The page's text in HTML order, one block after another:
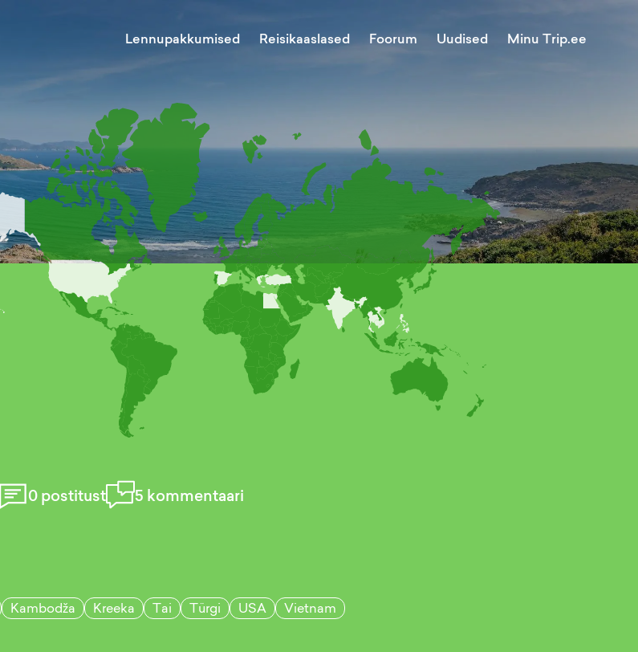
Lennupakkumised Reisikaaslased Foorum Uudised Minu Trip.ee
0postitust 5 kommentaari
Kambodža Kreeka Tai Türgi USA Vietnam